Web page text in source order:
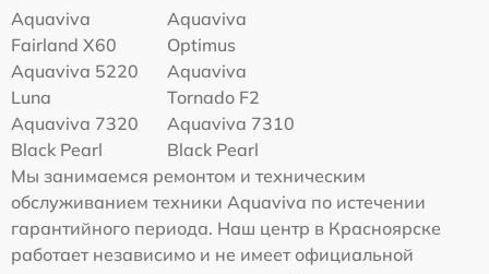
Aquaviva
Fairland X60
Aquaviva
Optimus
Aquaviva 5220
Luna
Aquaviva
Tornado F2
Aquaviva 7320
Black Pearl
Aquaviva 7310
Black Pearl
Мы занимаемся ремонтом и техническим
обслуживанием техники Aquaviva по истечении
гарантийного периода. Наш центр в Красноярске
работает независимо и не имеет официальной